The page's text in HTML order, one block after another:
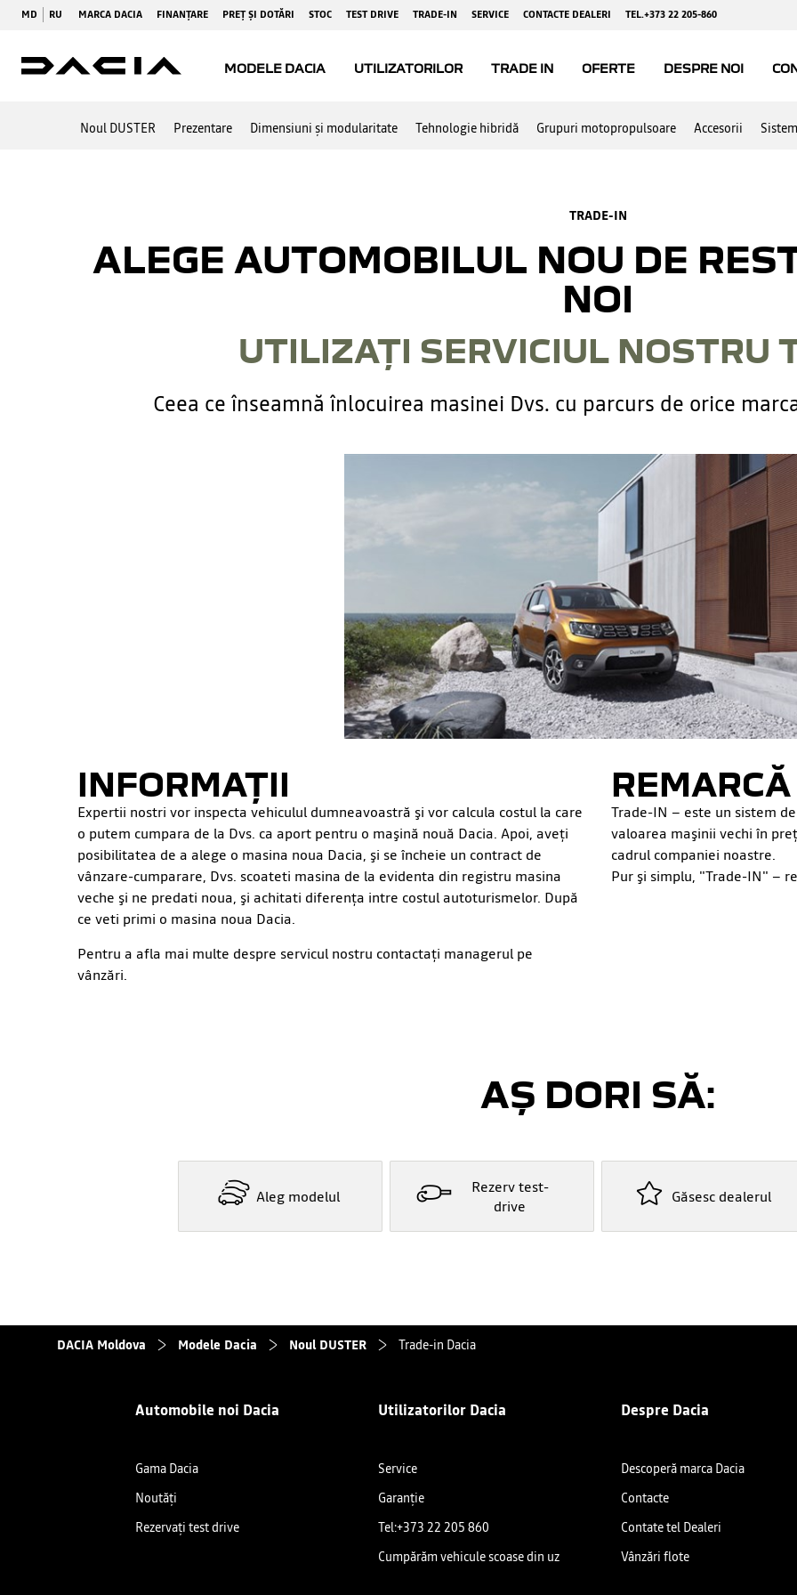
Noul DUSTER Prezentare Dimensiuni și modularitate Tehnologie hibridă Grupuri motopropulsoare Accesorii
TRADE-IN
ALEGE AUTOMOBILUL NOU DE
NOI
UTILIZAȚI SERVICIUL NOSTRU
Ceea ce înseamnă înlocuirea masinei Dvs. cu parcurs de orice
INFORMAȚII
Expertii nostri vor inspecta vehiculul dumneavoastră şi vor calcula costul la care
o putem cumpara de la Dvs. ca aport pentru o maşină nouă Dacia. Apoi, aveţi
posibilitatea de a alege o masina noua Dacia, şi se încheie un contract de
vânzare-cumparare, Dvs. scoateti masina de la evidenta din registru masina
veche şi ne predati noua, şi achitati diferenţa intre costul autoturismelor. După
ce veti primi o masina noua Dacia.
Pentru a afla mai multe despre servicul nostru contactați managerul pe
vânzări.
REMARCĂ
Trade-IN – este un sistem
valoarea maşinii vechi în
cadrul companiei noastre.
Pur şi simplu, "Trade-IN" –
AȘ DORI SĂ:
Aleg modelul
Rezerv test-
drive
Găsesc dealerul